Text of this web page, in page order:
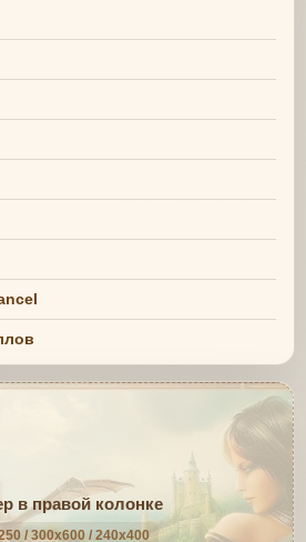
в правой колонке
/ 300x600 / 240x400